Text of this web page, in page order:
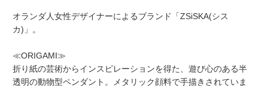
オランダ人女性デザイナーによるブランド「ZSiSKA(シス
カ)」。
≪ORIGAMI≫
折り紙の芸術からインスピレーションを得た、遊び心のある半
透明の動物型ペンダント。メタリック顔料で手描きされていま